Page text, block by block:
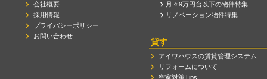
会社概要
採用情報
プライバシーポリシー
お問い合わせ
月々9万円台以下の物件特集
リノベーション物件特集
貸す
アイワハウスの賃貸管理システム
リフォームについて
空室対策Tips